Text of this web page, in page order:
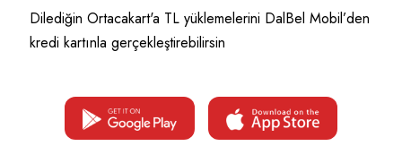
Dilediğin Ortacakart'a TL yüklemelerini DalBel Mobil’den
kredi kartınla gerçekleştirebilirsin